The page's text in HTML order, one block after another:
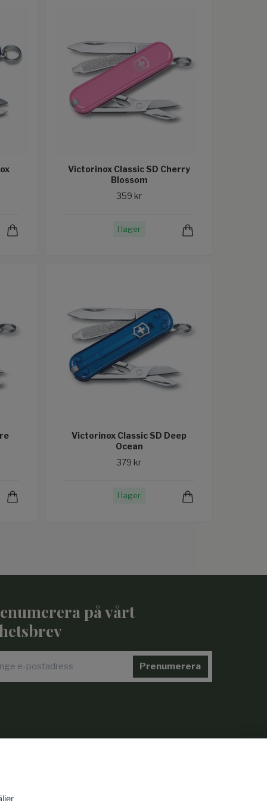
Victorinox Classic SD Cherry
Blossom
359 kr
I lager
Victorinox Classic SD Deep
Ocean
379 kr
I lager
på vårt
Prenumerera